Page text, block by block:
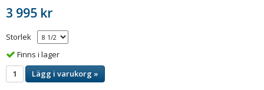
3 995 kr
Storlek
Finns i lager
Lägg i varukorg »